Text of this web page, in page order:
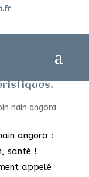
nain angora
angora :
santé !
appelé